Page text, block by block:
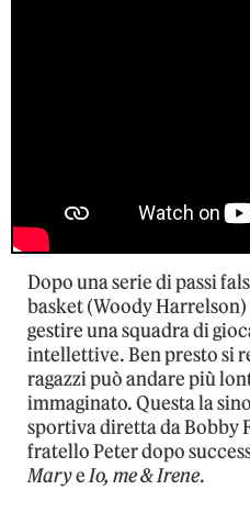
Dopo una serie di passi
basket (Woody
gestire una squadra di
intellettive. Ben presto si
ragazzi può andare più
immaginato. Questa la
sportiva diretta da Bobby
fratello Peter dopo
MaryeIo, me & Irene.